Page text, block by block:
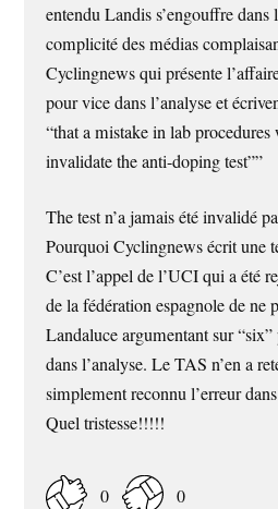
entendu Landis s’engouffre dans
complicité des médias
Cyclingnews qui présente
pour vice dans l’analyse et
“that a mistake in lab
invalidate the anti-doping test””
The test n’a jamais été invalidé
Pourquoi Cyclingnews écrit une
C’est l’appel de l’UCI qui a été
de la fédération espagnole de ne
Landaluce argumentant sur
dans l’analyse. Le TAS n’en a
simplement reconnu l’erreur
Quel tristesse!!!!!
0 0